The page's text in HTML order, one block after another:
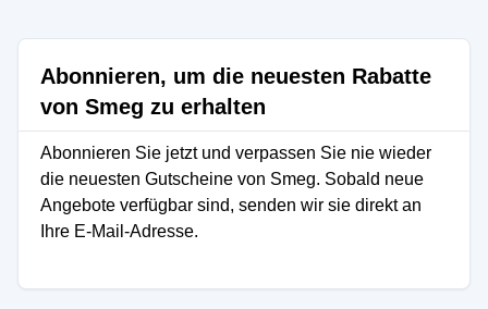
Abonnieren, um die neuesten Rabatte
von Smeg zu erhalten
Abonnieren Sie jetzt und verpassen Sie nie wieder
die neuesten Gutscheine von Smeg. Sobald neue
Angebote verfügbar sind, senden wir sie direkt an
Ihre E-Mail-Adresse.